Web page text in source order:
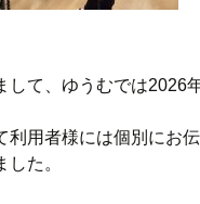
して、ゆうむでは2026
利用者様には個別にお
た。